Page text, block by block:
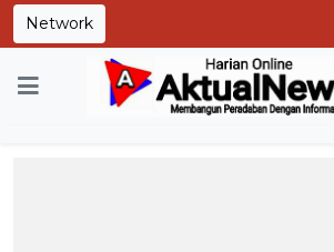
Network